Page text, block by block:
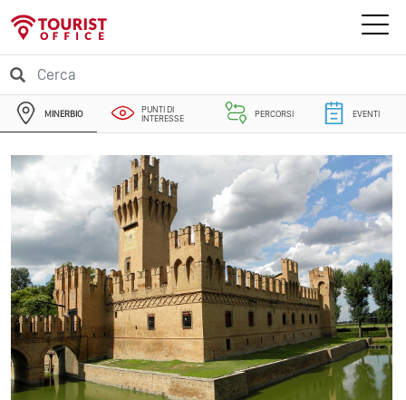
MINERBIO
PUNTI DI
INTERESSE
PERCORSI EVENTI